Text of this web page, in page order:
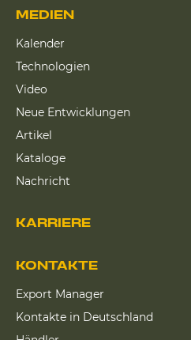
KARRIERE
MEDIEN
Kalender
Technologien
Video
Neue Entwicklungen
Artikel
Kataloge
Nachricht
KONTAKTE
Export Manager
Kontakte in Deutschland